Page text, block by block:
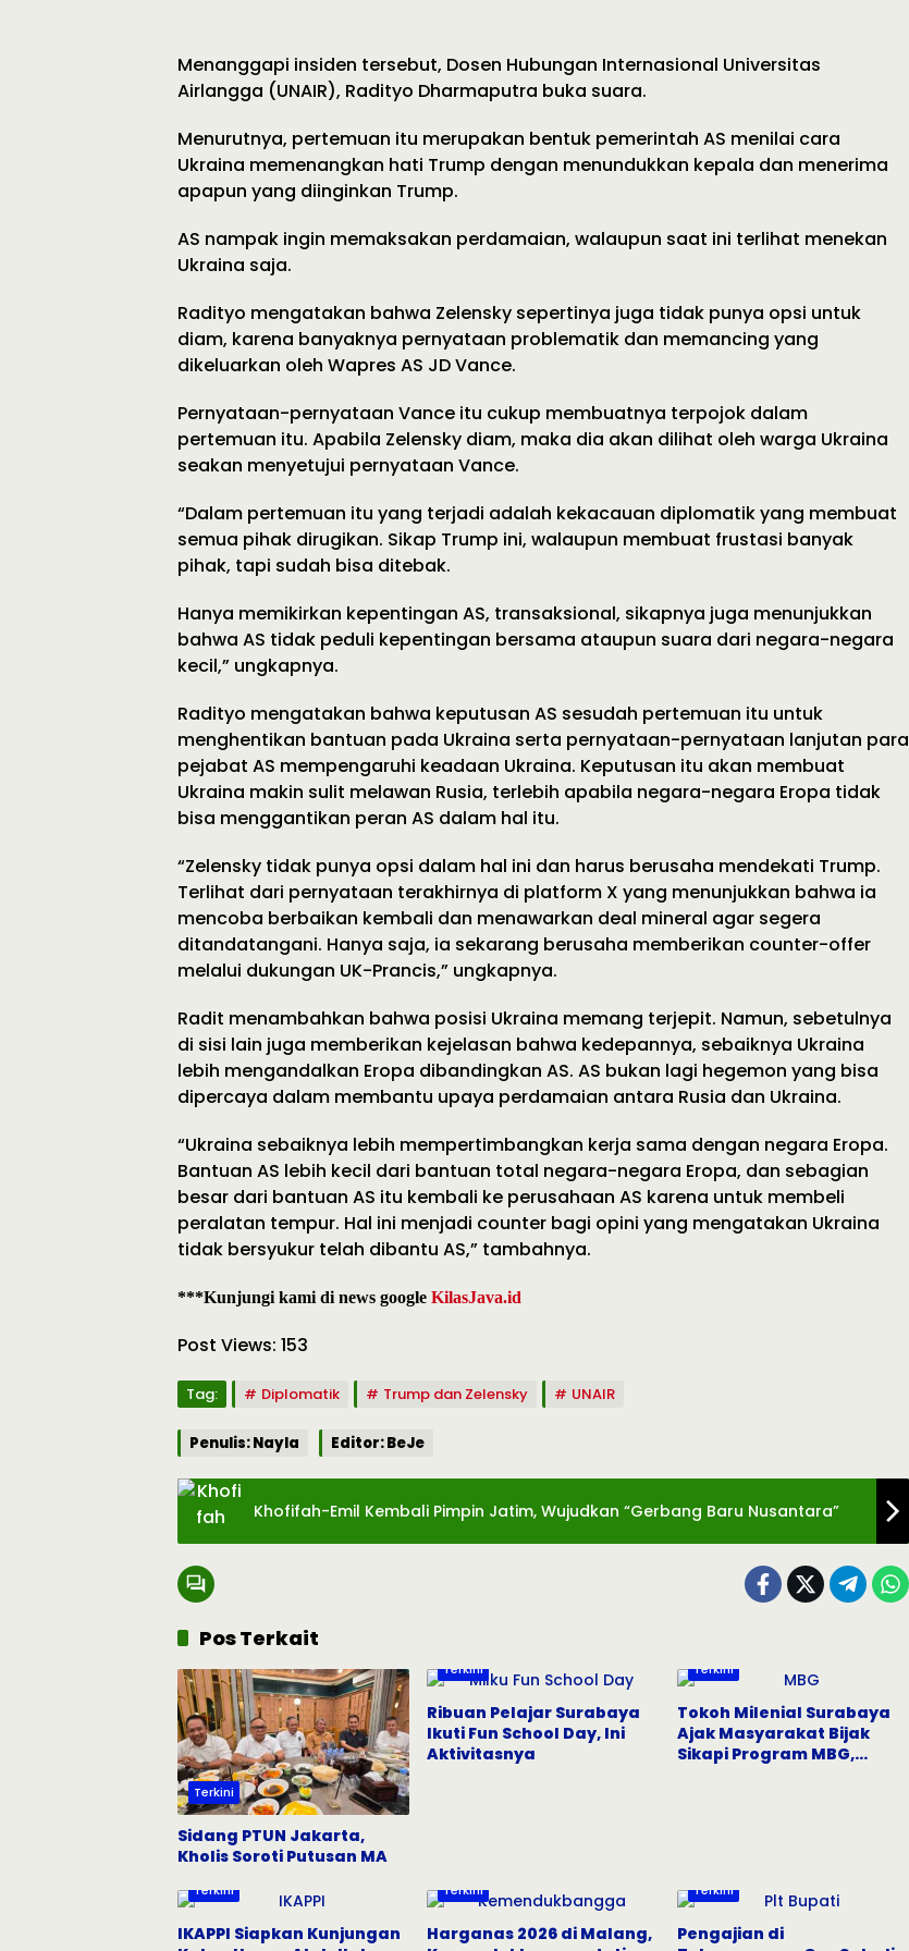
Menanggapi insiden tersebut, Dosen Hubungan Internasional Universitas
Airlangga (UNAIR), Radityo Dharmaputra buka suara.
Menurutnya, pertemuan itu merupakan bentuk pemerintah AS menilai cara
Ukraina memenangkan hati Trump dengan menundukkan kepala dan menerima
apapun yang diinginkan Trump.
AS nampak ingin memaksakan perdamaian, walaupun saat ini terlihat menekan
Ukraina saja.
Radityo mengatakan bahwa Zelensky sepertinya juga tidak punya opsi untuk
diam, karena banyaknya pernyataan problematik dan memancing yang
dikeluarkan oleh Wapres AS JD Vance.
Pernyataan-pernyataan Vance itu cukup membuatnya terpojok dalam
pertemuan itu. Apabila Zelensky diam, maka dia akan dilihat oleh warga Ukraina
seakan menyetujui pernyataan Vance.
“Dalam pertemuan itu yang terjadi adalah kekacauan diplomatik yang membuat
semua pihak dirugikan. Sikap Trump ini, walaupun membuat frustasi banyak
pihak, tapi sudah bisa ditebak.
Hanya memikirkan kepentingan AS, transaksional, sikapnya juga menunjukkan
bahwa AS tidak peduli kepentingan bersama ataupun suara dari negara-negara
kecil,” ungkapnya.
Radityo mengatakan bahwa keputusan AS sesudah pertemuan itu untuk
menghentikan bantuan pada Ukraina serta pernyataan-pernyataan lanjutan para
pejabat AS mempengaruhi keadaan Ukraina. Keputusan itu akan membuat
Ukraina makin sulit melawan Rusia, terlebih apabila negara-negara Eropa tidak
bisa menggantikan peran AS dalam hal itu.
“Zelensky tidak punya opsi dalam hal ini dan harus berusaha mendekati Trump.
Terlihat dari pernyataan terakhirnya di platform X yang menunjukkan bahwa ia
mencoba berbaikan kembali dan menawarkan deal mineral agar segera
ditandatangani. Hanya saja, ia sekarang berusaha memberikan counter-offer
melalui dukungan UK-Prancis,” ungkapnya.
Radit menambahkan bahwa posisi Ukraina memang terjepit. Namun, sebetulnya
di sisi lain juga memberikan kejelasan bahwa kedepannya, sebaiknya Ukraina
lebih mengandalkan Eropa dibandingkan AS. AS bukan lagi hegemon yang bisa
dipercaya dalam membantu upaya perdamaian antara Rusia dan Ukraina.
“Ukraina sebaiknya lebih mempertimbangkan kerja sama dengan negara Eropa.
Bantuan AS lebih kecil dari bantuan total negara-negara Eropa, dan sebagian
besar dari bantuan AS itu kembali ke perusahaan AS karena untuk membeli
peralatan tempur. Hal ini menjadi counter bagi opini yang mengatakan Ukraina
tidak bersyukur telah dibantu AS,” tambahnya.
***Kunjungi kami di news google KilasJava.id
Post Views: 153
Tag: Diplomatik Trump dan Zelensky UNAIR
Penulis: Nayla Editor: BeJe
Khofifah-Emil Kembali Pimpin Jatim, Wujudkan “Gerbang Baru Nusantara”
Pos Terkait
Terkini
Sidang PTUN Jakarta,
Kholis Soroti Putusan MA
Terkini
Ribuan Pelajar Surabaya
Ikuti Fun School Day, Ini
Aktivitasnya
Terkini
Tokoh Milenial Surabaya
Ajak Masyarakat Bijak
Sikapi Program MBG,
Terkini
IKAPPI Siapkan Kunjungan
Terkini
Harganas 2026 di Malang,
Terkini
Pengajian di